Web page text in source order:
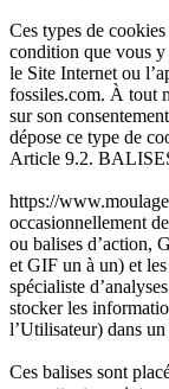
Ces types de
condition que vous
le Site Internet ou
fossiles.com. À tout
sur son
dépose ce type de
Article 9.2.
https://
occasionnellement
ou balises d’action,
et GIF un à un) et
spécialiste
stocker les
l’Utilisateur) dans un
Ces balises sont